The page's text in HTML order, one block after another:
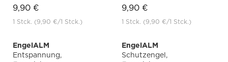
9,90 €
1 Stck. (9,90 €/1 Stck.)
9,90 €
1 Stck. (9,90 €/1 Stck.)
EngelALM
Entspannung,
EngelALM
Schutzengel,